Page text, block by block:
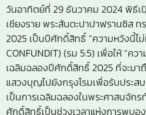
วันอาทิตย์ที่ 29 ธันวาคม 2024 พิ
เชียงราย พระสันตะปาปาฟรานซิส
2025 เป็นปีศักดิ์สิทธิ์ “ความหวังนี้ไม่
CONFUNDIT) (รม 5:5) เพื่อให้ “ค
เฉลิมฉลองปีศักดิ์สิทธิ์ 2025 ที่จะมา
แสวงบุญไปยังกรุงโรมเพื่อรับประ
เป็นการเฉลิมฉลองในพระศาสนจัก
ศักดิ์สิทธิ์เป็นช่วงเวลาแห่งการพบอ